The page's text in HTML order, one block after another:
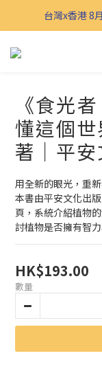
台灣x香港 8
《食光
懂這個
著｜平安
用全新的眼光，重
本書由平安文化出
頁，系統介紹植物
討植物是否擁有智力
HK$193.00
數量